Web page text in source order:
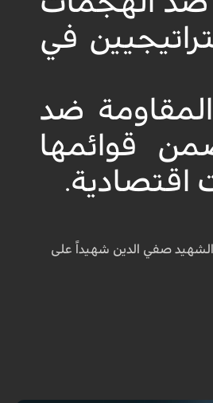
في
ضد
ضمن قوائمها
الشهيد صفي الدين شهيداً على